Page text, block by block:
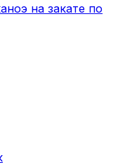
на закате по